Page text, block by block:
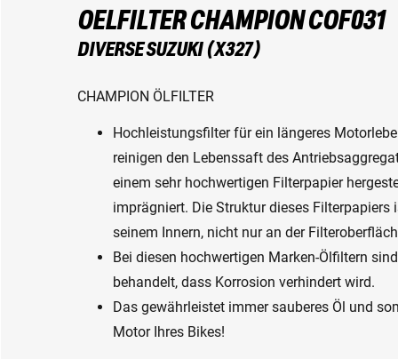
OELFILTER CHAMPION COF031
DIVERSE SUZUKI (X327)
CHAMPION ÖLFILTER
Hochleistungsfilter für ein längeres
reinigen den Lebenssaft des
einem sehr hochwertigen Filterpapier
imprägniert. Die Struktur dieses
seinem Innern, nicht nur an der
Bei diesen hochwertigen Marken-Ölfiltern
behandelt, dass Korrosion verhindert wird.
Das gewährleistet immer sauberes Öl und
Motor Ihres Bikes!